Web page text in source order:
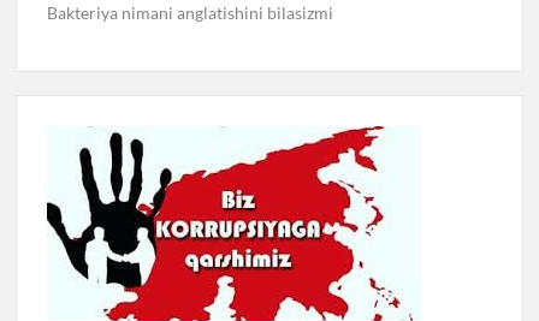
Bakteriya nimani anglatishini bilasizmi